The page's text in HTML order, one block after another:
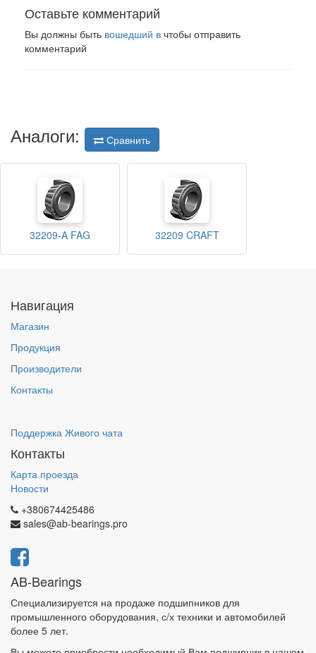
Оставьте комментарий
Вы должны быть вошедший в чтобы отправить
комментарий
Аналоги: Сравнить
32209-A FAG 32209 CRAFT
Навигация
Магазин
Продукция
Производители
Контакты
Поддержка Живого чата
Контакты
Карта проезда
Новости
+380674425486
sales@ab-bearings.pro
AB-Bearings
Специализируется на продаже подшипников для
промышленного оборудования, с/х техники и автомобилей
более 5 лет.